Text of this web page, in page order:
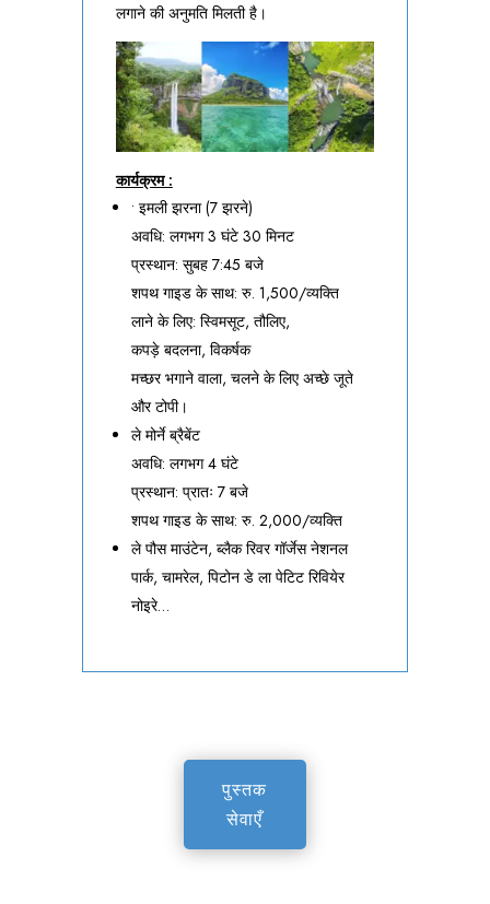
लगाने की अनुमति मिलती है।
कार्यक्रम :
• इमली झरना (7 झरने)
अवधि: लगभग 3 घंटे 30 मिनट
प्रस्थान: सुबह 7:45 बजे
शपथ गाइड के साथ: रु. 1,500/व्यक्ति
लाने के लिए: स्विमसूट, तौलिए,
कपड़े बदलना, विकर्षक
मच्छर भगाने वाला, चलने के लिए अच्छे जूते
और टोपी।
ले मोर्ने ब्रैबेंट
अवधि: लगभग 4 घंटे
प्रस्थान: प्रातः 7 बजे
शपथ गाइड के साथ: रु. 2,000/व्यक्ति
ले पौस माउंटेन, ब्लैक रिवर गॉर्जेस नेशनल
पार्क, चामरेल, पिटोन डे ला पेटिट रिवियेर
नोइरे…
पुस्तक
सेवाएँ